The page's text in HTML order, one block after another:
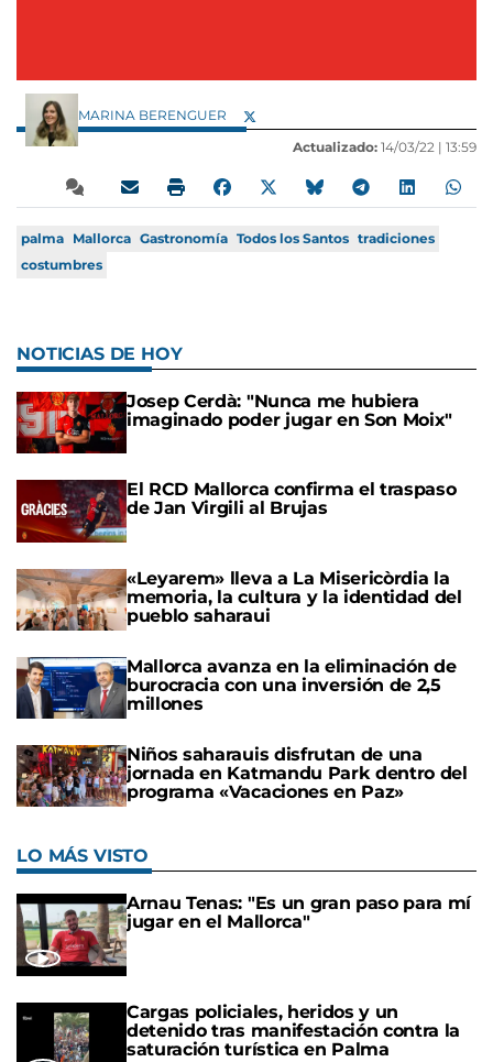
MARINA BERENGUER
Actualizado: 14/03/22 | 13:59
palma Mallorca Gastronomía Todos los Santos tradiciones
costumbres
NOTICIAS DE HOY
Josep Cerdà: "Nunca me hubiera
imaginado poder jugar en Son Moix"
El RCD Mallorca confirma el traspaso
de Jan Virgili al Brujas
«Leyarem» lleva a La Misericòrdia la
memoria, la cultura y la identidad del
pueblo saharaui
Mallorca avanza en la eliminación de
burocracia con una inversión de 2,5
millones
Niños saharauis disfrutan de una
jornada en Katmandu Park dentro del
programa «Vacaciones en Paz»
LO MÁS VISTO
Arnau Tenas: "Es un gran paso para mí
jugar en el Mallorca"
Cargas policiales, heridos y un
detenido tras manifestación contra la
saturación turística en Palma